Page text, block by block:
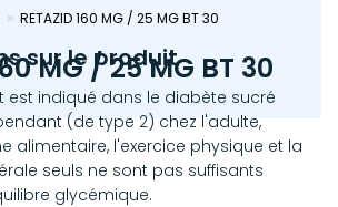
RETAZID 160 MG / 25 MG BT 30
MG / 25 MG BT 30
sur le produit
est indiqué dans le diabète sucré
(de type 2) chez l'adulte,
alimentaire, l'exercice physique et la
seuls ne sont pas suffisants
glycémique.